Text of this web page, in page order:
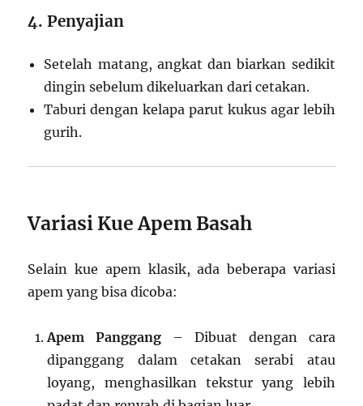
4. Penyajian
Setelah matang, angkat dan biarkan sedikit
dingin sebelum dikeluarkan dari cetakan.
Taburi dengan kelapa parut kukus agar lebih
gurih.
Variasi Kue Apem Basah
Selain kue apem klasik, ada beberapa variasi
apem yang bisa dicoba:
Apem Panggang – Dibuat dengan cara
dipanggang dalam cetakan serabi atau
loyang, menghasilkan tekstur yang lebih